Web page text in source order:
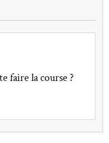
faire la course ?